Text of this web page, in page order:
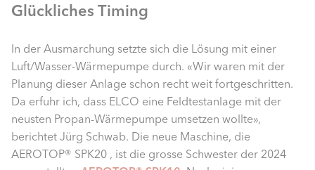
Glückliches Timing
In der Ausmarchung setzte sich die Lösung mit einer
Luft/Wasser-Wärmepumpe durch. «Wir waren mit der
Planung dieser Anlage schon recht weit fortgeschritten.
Da erfuhr ich, dass ELCO eine Feldtestanlage mit der
neusten Propan-Wärmepumpe umsetzen wollte»,
berichtet Jürg Schwab. Die neue Maschine, die
AEROTOP® SPK20 , ist die grosse Schwester der 2024